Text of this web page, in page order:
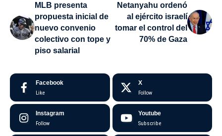
MLB presenta
propuesta inicial de
nuevo convenio
colectivo con tope y
piso salarial
Netanyahu ordenó
al ejército israelí
tomar el control del
70% de Gaza
Facebook
Like
X
Follow
Instagram
Follow
Youtube
Subscribe